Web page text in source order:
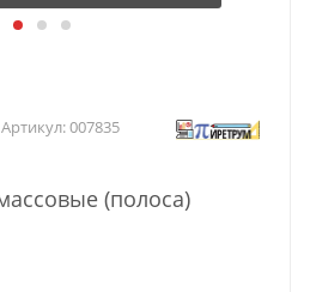
Артикул:007835
(полоса)